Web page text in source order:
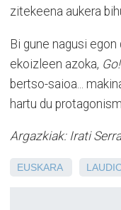
zitekeena aukera
Bi gune nagusi
ekoizleen azoka,
bertso-saioa...
hartu du
Argazkiak: Irati
EUSKARA